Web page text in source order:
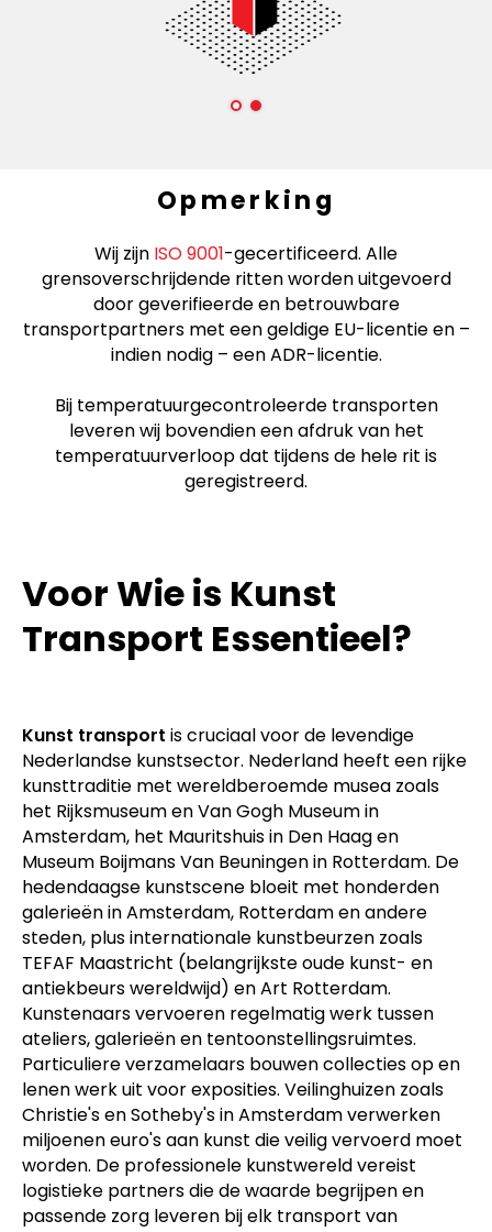
Opmerking
Wij zijn ISO 9001-gecertificeerd. Alle
grensoverschrijdende ritten worden uitgevoerd
door geverifieerde en betrouwbare
transportpartners met een geldige EU-licentie en –
indien nodig – een ADR-licentie.
Bij temperatuurgecontroleerde transporten
leveren wij bovendien een afdruk van het
temperatuurverloop dat tijdens de hele rit is
geregistreerd.
Voor Wie is Kunst
Transport Essentieel?
Kunst transport is cruciaal voor de levendige
Nederlandse kunstsector. Nederland heeft een rijke
kunsttraditie met wereldberoemde musea zoals
het Rijksmuseum en Van Gogh Museum in
Amsterdam, het Mauritshuis in Den Haag en
Museum Boijmans Van Beuningen in Rotterdam. De
hedendaagse kunstscene bloeit met honderden
galerieën in Amsterdam, Rotterdam en andere
steden, plus internationale kunstbeurzen zoals
TEFAF Maastricht (belangrijkste oude kunst- en
antiekbeurs wereldwijd) en Art Rotterdam.
Kunstenaars vervoeren regelmatig werk tussen
ateliers, galerieën en tentoonstellingsruimtes.
Particuliere verzamelaars bouwen collecties op en
lenen werk uit voor exposities. Veilinghuizen zoals
Christie's en Sotheby's in Amsterdam verwerken
miljoenen euro's aan kunst die veilig vervoerd moet
worden. De professionele kunstwereld vereist
logistieke partners die de waarde begrijpen en
passende zorg leveren bij elk transport van